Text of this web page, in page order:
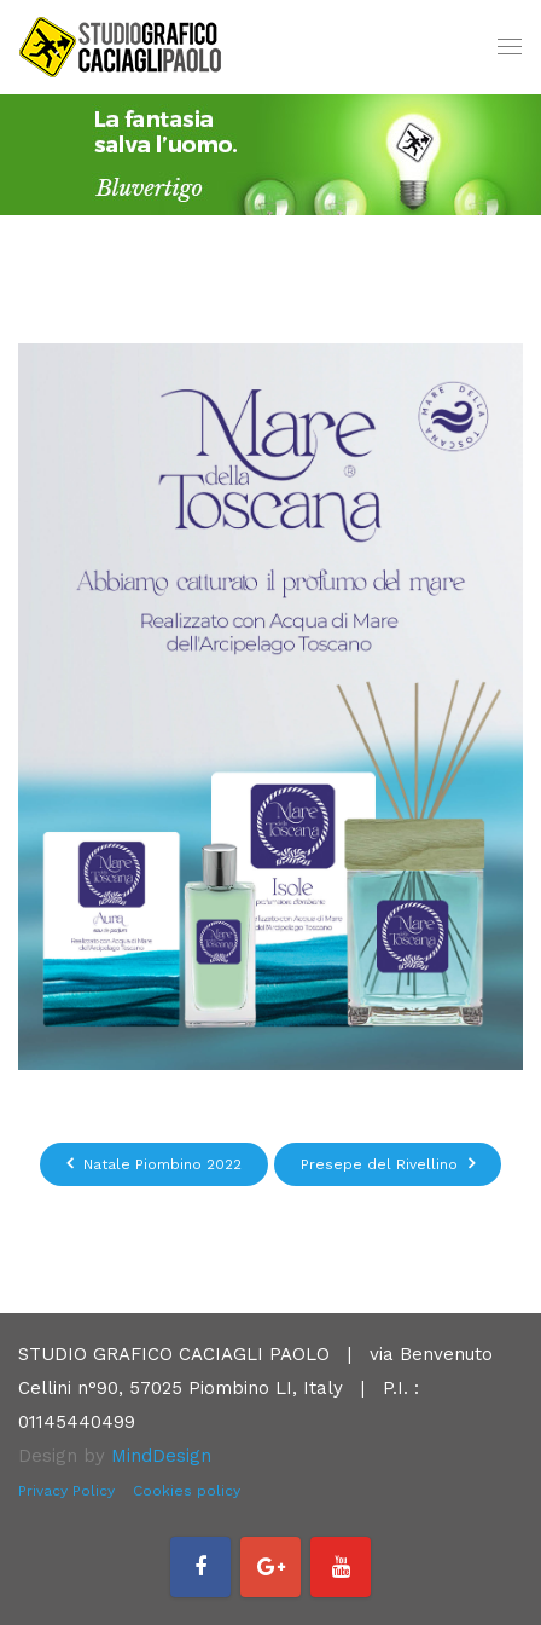
Natale Piombino 2022 Presepe del Rivellino
STUDIO GRAFICO CACIAGLI PAOLO | via Benvenuto
Cellini n°90, 57025 Piombino LI, Italy | P.I. :
01145440499
Design by MindDesign
Privacy Policy Cookies policy